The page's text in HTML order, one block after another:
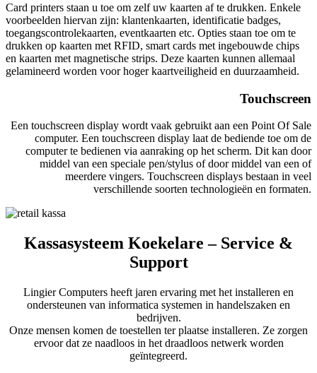
Card printers staan u toe om zelf uw kaarten af te drukken. Enkele
voorbeelden hiervan zijn: klantenkaarten, identificatie badges,
toegangscontrolekaarten, eventkaarten etc. Opties staan toe om te
drukken op kaarten met RFID, smart cards met ingebouwde chips
en kaarten met magnetische strips. Deze kaarten kunnen allemaal
gelamineerd worden voor hoger kaartveiligheid en duurzaamheid.
Touchscreen
Een touchscreen display wordt vaak gebruikt aan een Point Of Sale
computer. Een touchscreen display laat de bediende toe om de
computer te bedienen via aanraking op het scherm. Dit kan door
middel van een speciale pen/stylus of door middel van een of
meerdere vingers. Touchscreen displays bestaan in veel
verschillende soorten technologieën en formaten.
Kassasysteem Koekelare – Service &
Support
Lingier Computers heeft jaren ervaring met het installeren en
ondersteunen van informatica systemen in handelszaken en
bedrijven.
Onze mensen komen de toestellen ter plaatse installeren. Ze zorgen
ervoor dat ze naadloos in het draadloos netwerk worden
geïntegreerd.